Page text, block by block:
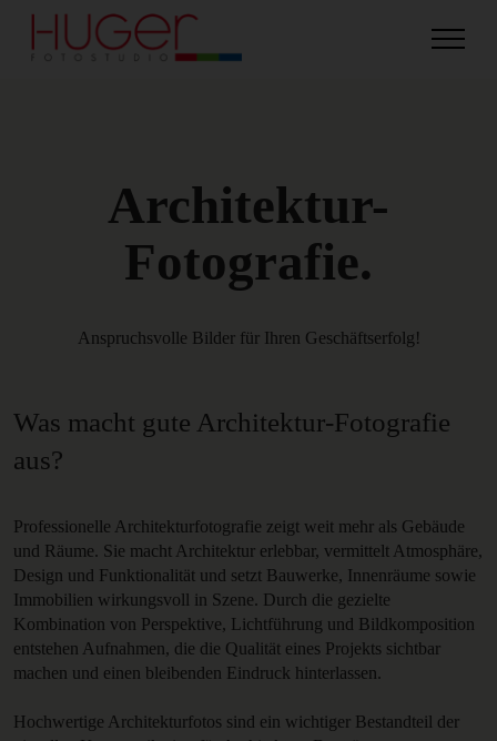
Architektur-
Fotografie.
Anspruchsvolle Bilder für Ihren Geschäftserfolg!
Was macht gute Architektur-Fotografie
aus?
Professionelle Architekturfotografie zeigt weit mehr als Gebäude
und Räume. Sie macht Architektur erlebbar, vermittelt Atmosphäre,
Design und Funktionalität und setzt Bauwerke, Innenräume sowie
Immobilien wirkungsvoll in Szene. Durch die gezielte
Kombination von Perspektive, Lichtführung und Bildkomposition
entstehen Aufnahmen, die die Qualität eines Projekts sichtbar
machen und einen bleibenden Eindruck hinterlassen.
Hochwertige Architekturfotos sind ein wichtiger Bestandteil der